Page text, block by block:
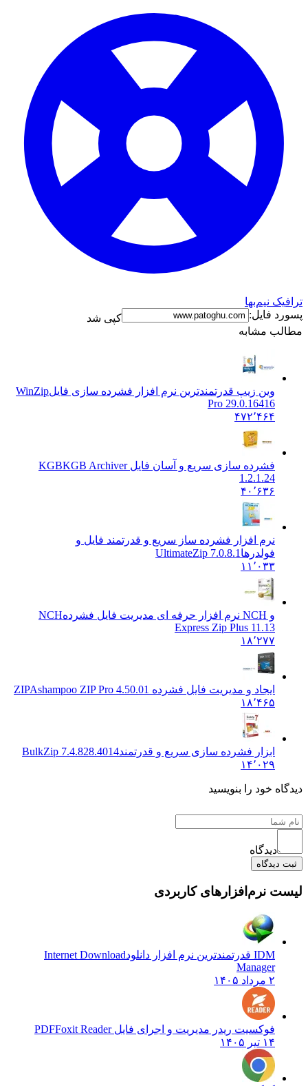
ترافیک نیم‌بها
پسورد فایل:
کپی شد
مطالب مشابه
وین زیپ قدرتمندترین نرم افزار فشرده سازی فایلWinZip
Pro 29.0.16416
۴۷۲٬۴۶۴
فشرده سازی سریع و آسان فایل KGBKGB Archiver
1.2.1.24
۴۰٬۶۳۶
نرم افزار فشرده ساز سریع و قدرتمند فایل و
فولدرها UltimateZip 7.0.8.1
۱۱٬۰۳۳
و NCH نرم افزار حرفه ای مدیریت فایل فشرده
NCH
Express Zip Plus 11.13
۱۸٬۲۷۷
ایجاد و مدیریت فایل فشرده ZIP Ashampoo ZIP Pro 4.50.01
۱۸٬۴۶۵
ابزار فشرده سازی سریع و قدرتمندBulkZip 7.4.828.4014
۱۴٬۰۲۹
دیدگاه خود را بنویسید
دیدگاه
ثبت دیدگاه
لیست نرم‌افزارهای کاربردی
IDM قدرتمندترین نرم افزار دانلود
Internet Download
Manager
۲ مرداد ۱۴۰۵
فوکسیت ریدر مدیریت و اجرای فایل PDFFoxit Reader
۱۴ تیر ۱۴۰۵